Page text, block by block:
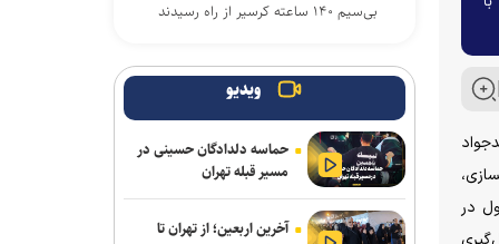
در
بی‌سیم ۱۴۰ ساعته کرسیر از راه رسیدند
گوگل خداحافظی می‌کند
اسپیس‌ایکس با سطح ماه برخورد کرد
اولین سیستم‌عاملی که روی کامپیوترهای
خانگی نصب شد، بیشتر بشناسید
ویدیو
حماسه دلدادگان حسینی در
مسیر قبله تهران
آخرین اربعین؛ از تهران تا